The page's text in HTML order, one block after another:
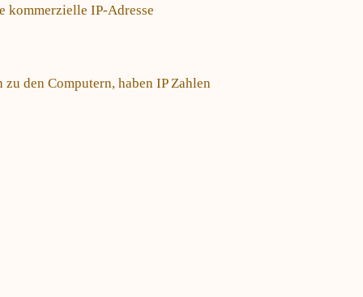
kommerzielle IP-Adresse
den Computern, haben IP Zahlen